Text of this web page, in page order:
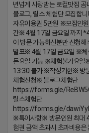
년넘게 사랑받는 로컬맛집 곰
블로그, 릴스 체험단 모집합
자유이용권 5만원 ※모집인
간※ 4월 17일 금요일 까지
이 방문 가능하신분만 신청
발표※ 4월 17일 금요일 ※
든요일 가능 ※체험불가요
13:30 불가 ※작성기한※ 방
체험신청※ 블로그체험단
https://forms.gle/
릴스체험단
https://forms.gle/
※특이사항※ 방문인원 최대 4
험권 금액 초과시 초과비용은